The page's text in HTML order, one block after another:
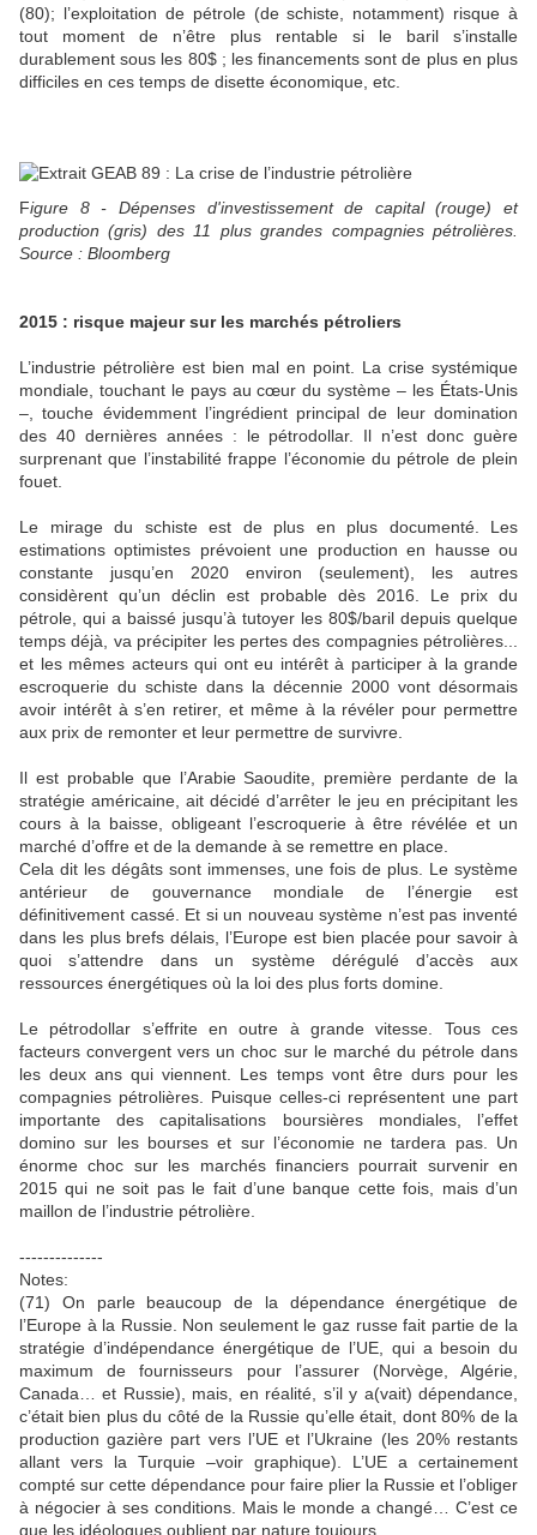
(80); l’exploitation de pétrole (de schiste, notamment) risque à
tout moment de n’être plus rentable si le baril s’installe
durablement sous les 80$ ; les financements sont de plus en plus
difficiles en ces temps de disette économique, etc.
Figure 8 - Dépenses d'investissement de capital (rouge) et
production (gris) des 11 plus grandes compagnies pétrolières.
Source : Bloomberg
2015 : risque majeur sur les marchés pétroliers
L’industrie pétrolière est bien mal en point. La crise systémique
mondiale, touchant le pays au cœur du système – les États-Unis
–, touche évidemment l’ingrédient principal de leur domination
des 40 dernières années : le pétrodollar. Il n’est donc guère
surprenant que l’instabilité frappe l’économie du pétrole de plein
fouet.
Le mirage du schiste est de plus en plus documenté. Les
estimations optimistes prévoient une production en hausse ou
constante jusqu’en 2020 environ (seulement), les autres
considèrent qu’un déclin est probable dès 2016. Le prix du
pétrole, qui a baissé jusqu’à tutoyer les 80$/baril depuis quelque
temps déjà, va précipiter les pertes des compagnies pétrolières...
et les mêmes acteurs qui ont eu intérêt à participer à la grande
escroquerie du schiste dans la décennie 2000 vont désormais
avoir intérêt à s’en retirer, et même à la révéler pour permettre
aux prix de remonter et leur permettre de survivre.
Il est probable que l’Arabie Saoudite, première perdante de la
stratégie américaine, ait décidé d’arrêter le jeu en précipitant les
cours à la baisse, obligeant l’escroquerie à être révélée et un
marché d’offre et de la demande à se remettre en place.
Cela dit les dégâts sont immenses, une fois de plus. Le système
antérieur de gouvernance mondiale de l’énergie est
définitivement cassé. Et si un nouveau système n’est pas inventé
dans les plus brefs délais, l’Europe est bien placée pour savoir à
quoi s’attendre dans un système dérégulé d’accès aux
ressources énergétiques où la loi des plus forts domine.
Le pétrodollar s’effrite en outre à grande vitesse. Tous ces
facteurs convergent vers un choc sur le marché du pétrole dans
les deux ans qui viennent. Les temps vont être durs pour les
compagnies pétrolières. Puisque celles-ci représentent une part
importante des capitalisations boursières mondiales, l’effet
domino sur les bourses et sur l’économie ne tardera pas. Un
énorme choc sur les marchés financiers pourrait survenir en
2015 qui ne soit pas le fait d’une banque cette fois, mais d’un
maillon de l’industrie pétrolière.
--------------
Notes:
(71) On parle beaucoup de la dépendance énergétique de
l’Europe à la Russie. Non seulement le gaz russe fait partie de la
stratégie d’indépendance énergétique de l’UE, qui a besoin du
maximum de fournisseurs pour l’assurer (Norvège, Algérie,
Canada… et Russie), mais, en réalité, s’il y a(vait) dépendance,
c’était bien plus du côté de la Russie qu’elle était, dont 80% de la
production gazière part vers l’UE et l’Ukraine (les 20% restants
allant vers la Turquie –voir graphique). L’UE a certainement
compté sur cette dépendance pour faire plier la Russie et l’obliger
à négocier à ses conditions. Mais le monde a changé… C’est ce
que les idéologues oublient par nature toujours.